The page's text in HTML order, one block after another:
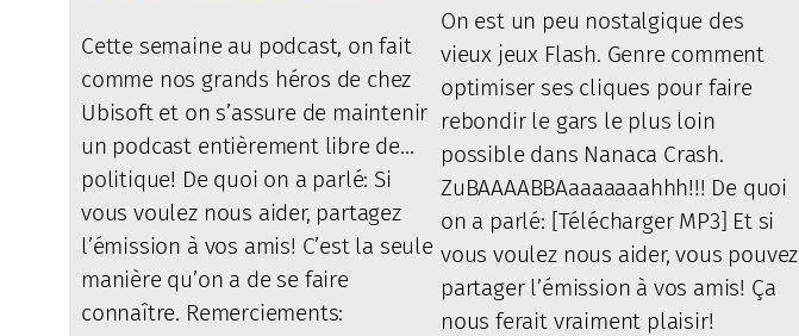
Cette semaine au podcast, on fait
comme nos grands héros de chez
Ubisoft et on s’assure de maintenir
un podcast entièrement libre de…
politique! De quoi on a parlé: Si
vous voulez nous aider, partagez
l’émission à vos amis! C’est la seule
manière qu’on a de se faire
connaître. Remerciements:
On est un peu nostalgique des
vieux jeux Flash. Genre comment
optimiser ses cliques pour faire
rebondir le gars le plus loin
possible dans Nanaca Crash.
ZuBAAAABBAaaaaaaahhh!!! De quoi
on a parlé: [Télécharger MP3] Et si
vous voulez nous aider, vous pouvez
partager l’émission à vos amis! Ça
nous ferait vraiment plaisir!